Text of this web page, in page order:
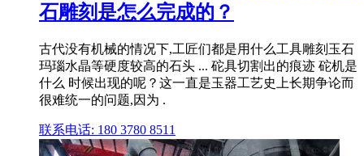
石雕刻是怎么完成的？
古代没有机械的情况下,工匠们都是用什么工具雕刻玉石
玛瑙水晶等硬度较高的石头 ... 砣具切割出的痕迹 砣机是
什么 时候出现的呢？这一直是玉器工艺史上长期争论而
很难统一的问题,因为 .
联系电话: 180 3780 8511